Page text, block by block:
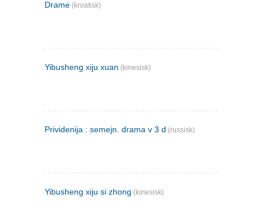
Drame (kroatisk)
Yibusheng xiju xuan (kinesisk)
Prividenija : semejn. drama v 3 d (russisk)
Yibusheng xiju si zhong (kinesisk)